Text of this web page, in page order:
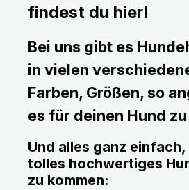
findest du hier!
Bei uns gibt es
in vielen
Farben, Größen, so
es für deinen Hund
Und alles ganz einfach,
tolles hochwertiges
zu kommen: